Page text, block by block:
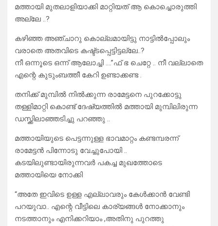
മത്തായി മുതലാളിയാക്കി മാറ്റിയത് ആ കൊച്ചൊരുത്തി
അല്ലേ ..?
കഴിഞ്ഞ അഞ്ചാറു കൊല്ലമായിട്ടു നാട്ടിൽപ്പോലും
വരാതെ അതവിടെ കഷ്ട്ടപ്പെട്ടിട്ടല്ലേ..?
നീ ഒന്നൂടെ ഒന്ന് ആലോച്ചി ….”ഫ്‌ ഭ ചെറ്റേ .. നീ വല്ലാതെ
എന്റെ കുടുംബത്തീ കേറി ഉണ്ടാക്കണ്ട .
തനിക്ക് മുമ്പിൽ നിൽക്കുന്ന രാമേട്ടനെ പുറക്കോട്ടു
തള്ളിമാറ്റി കൊണ്ട് ദേഷ്യത്തിൽ മത്തായി മുമ്പിലിരുന്ന
ഡസ്ക്കിലാഞ്ഞടിച്ചു പറഞ്ഞു ..
മത്തായിയുടെ പെട്ടന്നുള്ള ഭാവമാറ്റം കണ്ടമ്പരന്ന്
രാമേട്ടൻ പിന്നോടു വേച്ചുപോയി ..
കടയിലുണ്ടായിരുന്നവർ പകച്ച മുഖത്തോടെ
മത്തായിയെ നോക്കി
“അതേ ഇവിടെ ഉള്ള എല്ലാവരും കേൾക്കാൻ വേണ്ടി
പറയുവാ.. എന്റെ വീട്ടിലെ കാര്യങ്ങൾ നോക്കാനും
നടത്താനും എനിക്കറിയാം ,അതിനു പുറത്തു